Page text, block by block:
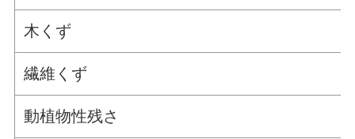
木くず
繊維くず
動植物性残さ